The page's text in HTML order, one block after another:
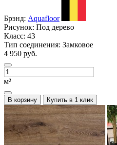
Брэнд: Aquafloor
Рисунок: Под дерево
Класс: 43
Тип соединения: Замковое
4 950 руб.
м²
В корзину Купить в 1 клик